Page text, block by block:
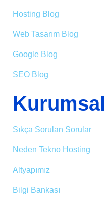
Hosting Blog
Web Tasarım Blog
Google Blog
SEO Blog
Kurumsal
Sıkça Sorulan Sorular
Neden Tekno Hosting
Altyapımız
Bilgi Bankası